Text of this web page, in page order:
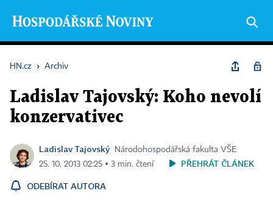
HN.cz › Archiv
Ladislav Tajovský: Koho nevolí
konzervativec
Ladislav Tajovský
Národohospodářská fakulta VŠE
25. 10. 2013 02:25 ▪ 3 min. čtení
PŘEHRÁT ČLÁNEK
ODEBÍRAT AUTORA